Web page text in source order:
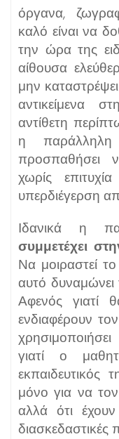
όργανα,
καλό είναι να
την ώρα της
αίθουσα
μην
αντικείμενα
αντίθετη
η
προσπαθήσει
χωρίς
υπερδιέγερση
Ιδανικά η
συμμετέχει
Να μοιραστεί
αυτό
Αφενός γιατί
ενδιαφέρουν
γιατί ο
εκπαιδευτικός
μόνο για να τον
αλλά ότι έχουν
διασκεδαστικές